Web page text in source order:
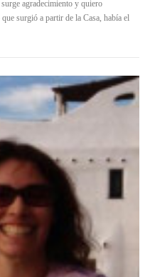
agradecimiento y quiero
surgió a partir de la Casa, había el